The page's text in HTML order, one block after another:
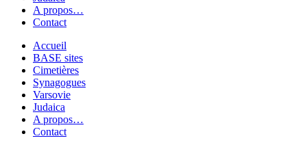
A propos…
Contact
Accueil
BASE sites
Cimetières
Synagogues
Varsovie
Judaica
A propos…
Contact